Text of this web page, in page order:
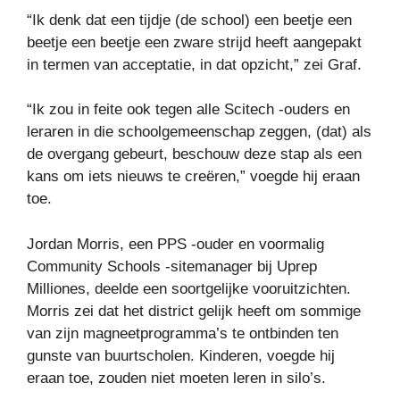
“Ik denk dat een tijdje (de school) een beetje een
beetje een beetje een zware strijd heeft aangepakt
in termen van acceptatie, in dat opzicht,” zei Graf.
“Ik zou in feite ook tegen alle Scitech -ouders en
leraren in die schoolgemeenschap zeggen, (dat) als
de overgang gebeurt, beschouw deze stap als een
kans om iets nieuws te creëren,” voegde hij eraan
toe.
Jordan Morris, een PPS -ouder en voormalig
Community Schools -sitemanager bij Uprep
Milliones, deelde een soortgelijke vooruitzichten.
Morris zei dat het district gelijk heeft om sommige
van zijn magneetprogramma’s te ontbinden ten
gunste van buurtscholen. Kinderen, voegde hij
eraan toe, zouden niet moeten leren in silo’s.